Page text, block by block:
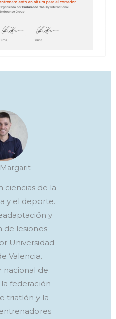
ciencias de la
y el deporte.
y
de lesiones
Universidad
Valencia.
nacional de
federación
triatlón y la